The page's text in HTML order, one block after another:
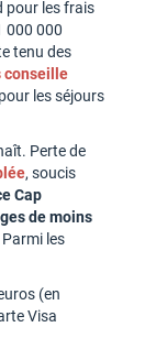
pour les frais
000 000
tenu des
conseille
les séjours
Perte de
, soucis
Cap
de moins
Parmi les
(en
Visa